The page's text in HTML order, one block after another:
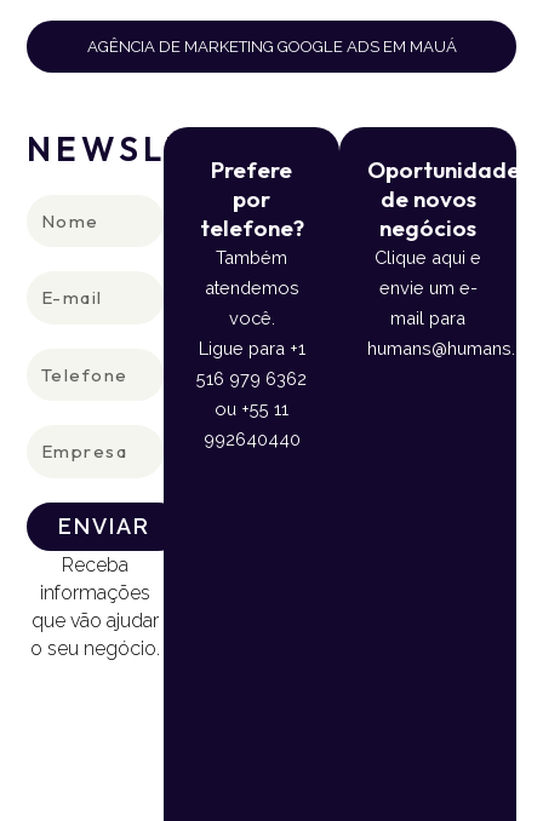
AGÊNCIA DE MARKETING GOOGLE ADS EM MAUÁ
NEWSLETTER
ENVIAR
Receba
informações
que vão ajudar
o seu negócio.
Prefere
por
telefone?
Também
atendemos
você.
Ligue para +1
516 979 6362
ou +55 11
992640440
Oportunidade
de novos
negócios
Clique aqui e
envie um e-
mail para